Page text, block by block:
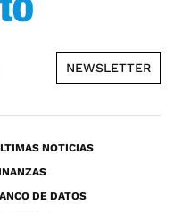
NEWSLETTER
NOTICIAS
DE DATOS